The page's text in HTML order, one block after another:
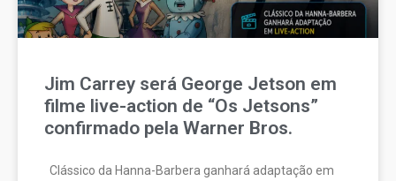
Jim Carrey será George Jetson em
filme live-action de “Os Jetsons”
confirmado pela Warner Bros.
Clássico da Hanna-Barbera ganhará adaptação em